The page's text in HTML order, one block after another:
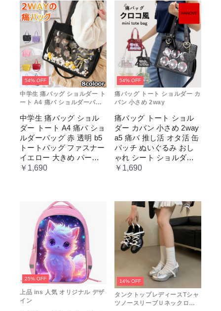
54% OFF
中学生 痛バッグ ショルダー ト
ート A4 痛バ ショルダーバッ
中学生 痛バッグ ショル
ダー トート A4 痛バ ショ
ルダーバッグ 赤 透明 b5
トートバッグ ファスナー
イエロー 大きめ パープ
ル 水色 いたばっく 痛バ
推し色 肩掛け レディー
￥1,690
54% OFF
痛バッグ トート ショルダー カ
バン 小さめ 2way
痛バッグ トート ショル
ダー カバン 小さめ 2way
a5 痛バ 推し活 オタ活 缶
バッチ ぬいぐるみ おし
ゃれ シート ショルダー
バッグ 透明 ポケット ク
￥1,690
25% OFF
上品 ins 人気 オリジナル デザ
イン
14% OFF
タンクトップレディースTシャ
ツノースリーブＵネックロゴ